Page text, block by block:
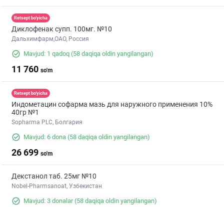
Retsept bo'yicha
Диклофенак супп. 100мг. №10
Дальхимфарм,ОАО, Россия
Mavjud: 1 qadoq (58 daqiqa oldin yangilangan)
11 760 so'm
Retsept bo'yicha
Индометацин софарма мазь для наружного применения 10%
40гр №1
Sopharma PLC, Болгария
Mavjud: 6 dona (58 daqiqa oldin yangilangan)
26 699 so'm
Декстанол таб. 25мг №10
Nobel-Pharmsanoat, Узбекистан
Mavjud: 3 donalar(58 daqiqa oldin yangilangan)